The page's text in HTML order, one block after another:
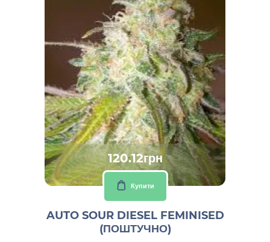
120.12грн
Купити
AUTO SOUR DIESEL FEMINISED
(ПОШТУЧНО)